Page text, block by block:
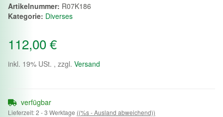
Artikelnummer: R07K186
Kategorie: Diverses
112,00 €
inkl. 19% USt. , zzgl. Versand
verfügbar
Lieferzeit:2 - 3 Werktage ((%s - Ausland abweichend))